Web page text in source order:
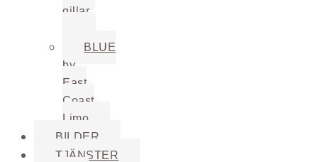
gillar
BLUE
by
East
Coast
Limo
BILDER
TJÄNSTER